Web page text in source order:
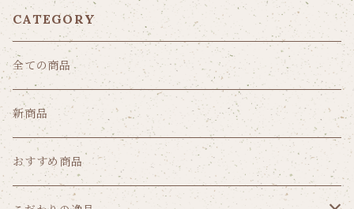
CATEGORY
全ての商品
新商品
おすすめ商品